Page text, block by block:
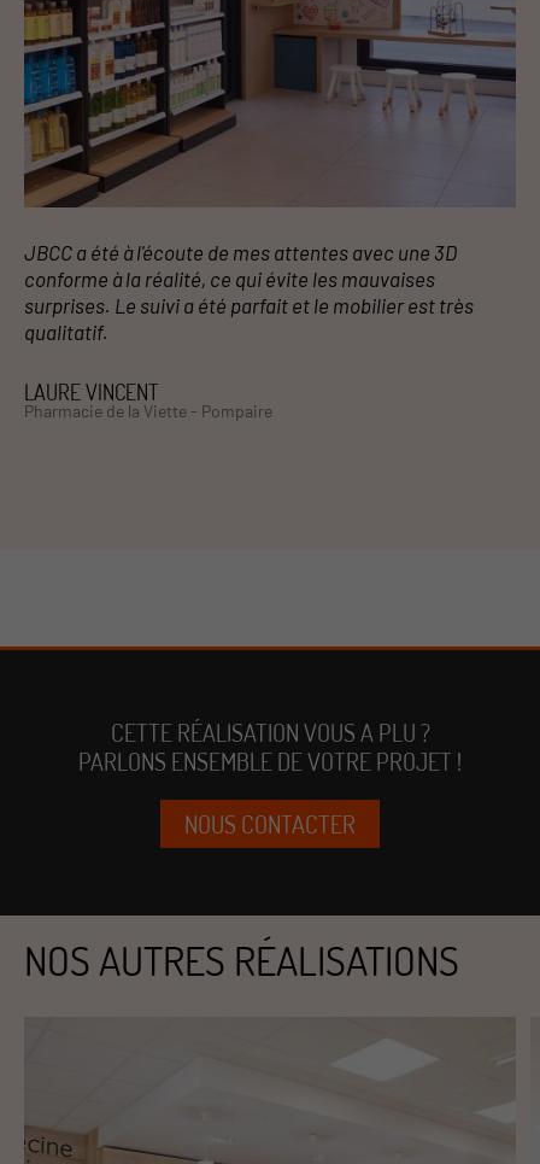
JBCC a été à l'écoute de mes attentes avec une 3D
conforme à la réalité, ce qui évite les mauvaises
surprises. Le suivi a été parfait et le mobilier est très
qualitatif.
LAURE VINCENT
Pharmacie de la Viette - Pompaire
CETTE RÉALISATION VOUS A PLU ?
PARLONS ENSEMBLE DE VOTRE PROJET !
NOUS CONTACTER
NOS AUTRES RÉALISATIONS